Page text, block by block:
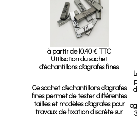
à partir de 10.40 € TTC
Utilisation du sachet
d’échantillons d’agrafes fines
Ce sachet d’échantillons d’agrafes
fines permet de tester différentes
tailles et modèles d’agrafes pour
travaux de fixation discrète sur